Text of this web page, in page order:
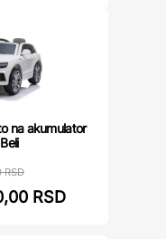
na akumulator
RSD
RSD